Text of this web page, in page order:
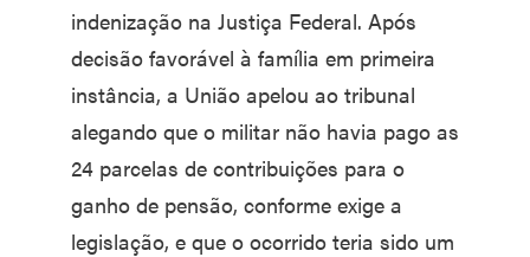
indenização na Justiça Federal. Após
decisão favorável à família em primeira
instância, a União apelou ao tribunal
alegando que o militar não havia pago as
24 parcelas de contribuições para o
ganho de pensão, conforme exige a
legislação, e que o ocorrido teria sido um